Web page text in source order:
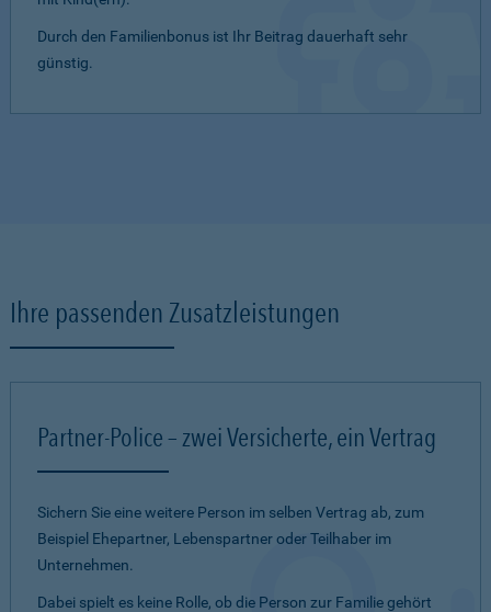
Durch den Familienbonus ist Ihr Beitrag dauerhaft sehr
günstig.
Ihre passenden Zusatzleistungen
Partner-Police – zwei Versicherte, ein Vertrag
Sichern Sie eine weitere Person im selben Vertrag ab, zum
Beispiel Ehepartner, Lebenspartner oder Teilhaber im
Unternehmen.
Dabei spielt es keine Rolle, ob die Person zur Familie gehört